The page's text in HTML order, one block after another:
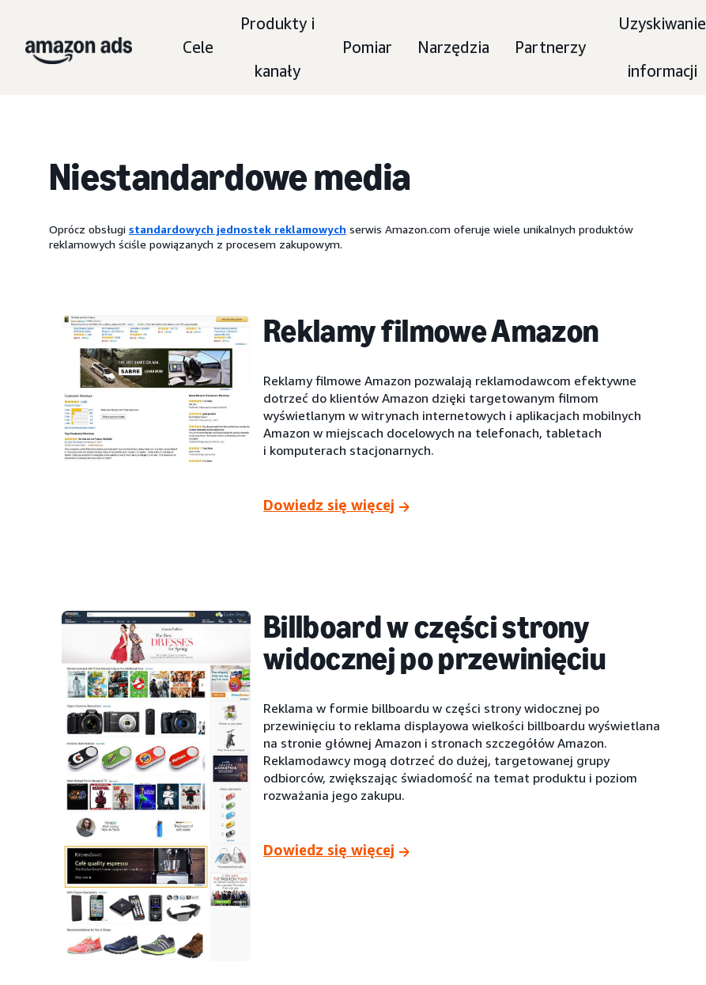
Cele
Produkty i
kanały
Pomiar Narzędzia Partnerzy
Uzyskiwanie
informacji
Niestandardowe media
Oprócz obsługi standardowych jednostek reklamowych serwis Amazon.com oferuje wiele unikalnych produktów
reklamowych ściśle powiązanych z procesem zakupowym.
Reklamy filmowe Amazon
Reklamy filmowe Amazon pozwalają reklamodawcom efektywne
dotrzeć do klientów Amazon dzięki targetowanym filmom
wyświetlanym w witrynach internetowych i aplikacjach mobilnych
Amazon w miejscach docelowych na telefonach, tabletach
i komputerach stacjonarnych.
Dowiedz się więcej
Billboard w części strony
widocznej po przewinięciu
Reklama w formie billboardu w części strony widocznej po
przewinięciu to reklama displayowa wielkości billboardu wyświetlana
na stronie głównej Amazon i stronach szczegółów Amazon.
Reklamodawcy mogą dotrzeć do dużej, targetowanej grupy
odbiorców, zwiększając świadomość na temat produktu i poziom
rozważania jego zakupu.
Dowiedz się więcej